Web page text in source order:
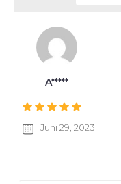
A*****
Juni 29, 2023